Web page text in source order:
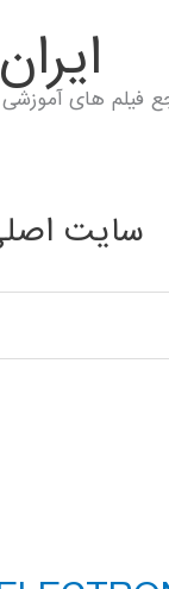
فیلم های
سایت